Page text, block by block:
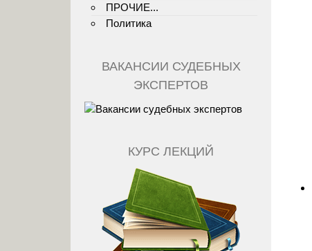
ПРОЧИЕ...
Политика
ВАКАНСИИ СУДЕБНЫХ
ЭКСПЕРТОВ
КУРС ЛЕКЦИЙ